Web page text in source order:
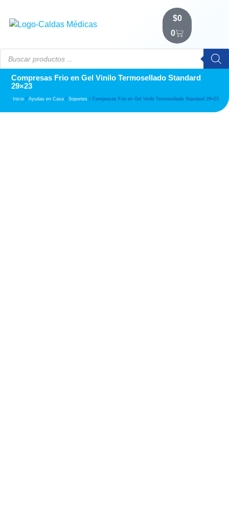
$0
0
Compresas Frio en Gel Vinilo Termosellado Standard
29×23
Inicio / Ayudas en Casa / Soportes / Compresas Frio en Gel Vinilo Termosellado Standard 29×23